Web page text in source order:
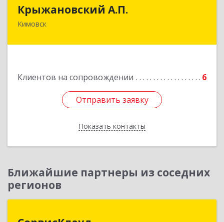
Крыжановский А.П.
Кимовск
Клиентов на сопровождении 6
Отправить заявку
Показать контакты
Отправить заявку
Назад
Ближайшие партнеры из соседних
регионов